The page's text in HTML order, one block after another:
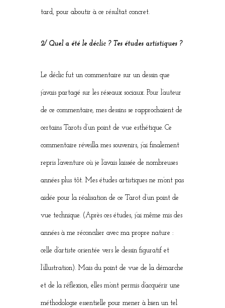
tard, pour aboutir à ce résultat concret.
2/ Quel a été le déclic ? Tes études artistiques ?
Le déclic fut un commentaire sur un dessin que
j’avais partagé sur les réseaux sociaux. Pour l’auteur
de ce commentaire, mes dessins se rapprochaient de
certains Tarots d’un point de vue esthétique. Ce
commentaire réveilla mes souvenirs, j’ai finalement
repris l’aventure où je l’avais laissée de nombreuses
années plus tôt. Mes études artistiques ne m’ont pas
aidée pour la réalisation de ce Tarot d’un point de
vue technique. (Après ces études, j’ai même mis des
années à me réconcilier avec ma propre nature :
celle d’artiste orientée vers le dessin figuratif et
l’illustration). Mais du point de vue de la démarche
et de la réflexion, elles m’ont permis d’acquérir une
méthodologie essentielle pour mener à bien un tel